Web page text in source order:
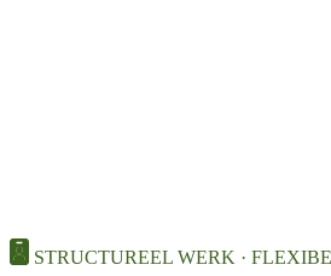
STRUCTUREEL WERK ·